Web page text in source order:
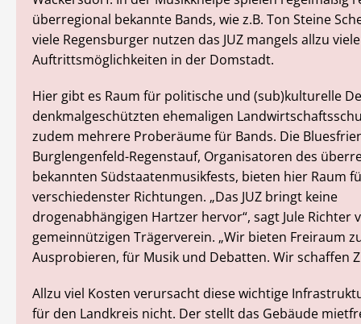
überregional bekannte Bands, wie z.B. Ton Steine
viele Regensburger nutzen das JUZ mangels allzu
Auftrittsmöglichkeiten in der Domstadt.
Hier gibt es Raum für politische und (sub)kulturelle
denkmalgeschützten ehemaligen
zudem mehrere Proberäume für Bands. Die
Burglengenfeld-Regenstauf, Organisatoren des
bekannten Südstaatenmusikfests, bieten hier Raum
verschiedenster Richtungen. „Das JUZ bringt keine
drogenabhängigen Hartzer hervor“, sagt Jule Richter
gemeinnützigen Trägerverein. „Wir bieten Freiraum
Ausprobieren, für Musik und Debatten. Wir schaffen
Allzu viel Kosten verursacht diese wichtige
für den Landkreis nicht. Der stellt das Gebäude